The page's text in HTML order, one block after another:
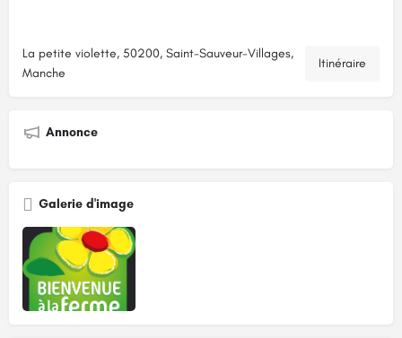
La petite violette, 50200, Saint-Sauveur-Villages,
Manche
Itinéraire
Annonce
Galerie d'image